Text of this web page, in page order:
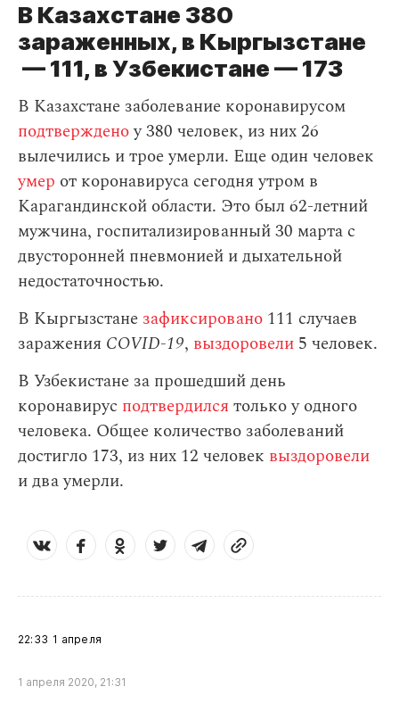
В Казахстане 380
зараженных, в Кыргызстане
— 111, в Узбекистане — 173
В Казахстане заболевание коронавирусом
подтвержденоу 380 человек, из них 26
вылечились и трое умерли. Еще один человек
умер от коронавируса сегодня утром в
Карагандинской области. Это был 62-летний
мужчина, госпитализированный 30 марта с
двусторонней пневмонией и дыхательной
недостаточностью.
В Кыргызстане зафиксировано 111 случаев
заражения СOVID-19, выздоровели 5 человек.
В Узбекистане за прошедший день
коронавирус подтвердился только у одного
человека. Общее количество заболеваний
достигло 173, из них 12 человек выздоровели
и два умерли.
22:33 1 апреля
1 апреля 2020, 21:31